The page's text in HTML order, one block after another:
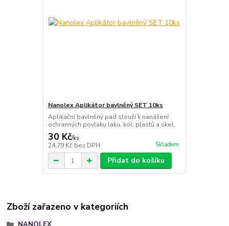
Nanolex Aplikátor bavlněný SET 10ks
Aplikační bavlněný pad slouží k nanášení
ochranných povlaku laku, kol, plastů a skel.
30 Kč/ks
24,79 Kč bez DPH Skladem
Přidat do košíku
Zboží zařazeno v kategoriích